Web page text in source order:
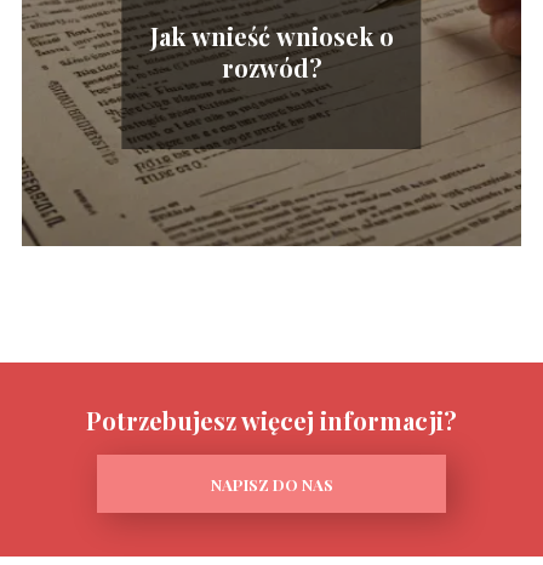
Jak wnieść wniosek o
rozwód?
Potrzebujesz więcej informacji?
NAPISZ DO NAS